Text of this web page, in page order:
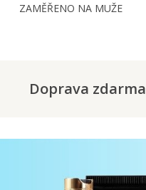
ZAMĚŘENO NA MUŽE
Doprava zdarma